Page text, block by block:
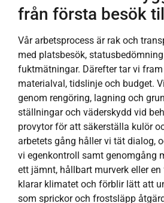
från första besök
Vår arbetsprocess är rak och
med platsbesök,
fuktmätningar. Därefter tar vi
materialval, tidslinje och budget.
genom rengöring, lagning och
ställningar och väderskydd vid
provytor för att säkerställa kulör
arbetets gång håller vi tät dialog,
vi egenkontroll samt genomgång
ett jämnt, hållbart murverk eller
klarar klimatet och förblir lätt att
som sprickor och frostsläpp